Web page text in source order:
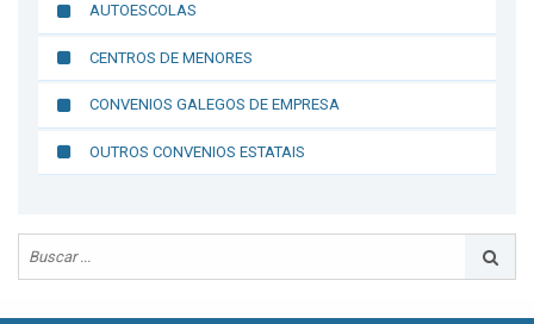
AUTOESCOLAS
CENTROS DE MENORES
CONVENIOS GALEGOS DE EMPRESA
OUTROS CONVENIOS ESTATAIS